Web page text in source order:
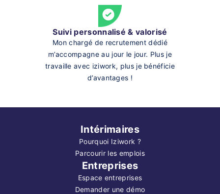
Suivi personnalisé & valorisé
Mon chargé de recrutement dédié
m’accompagne au jour le jour. Plus je
travaille avec iziwork, plus je bénéficie
d’avantages !
Intérimaires
Pourquoi Iziwork ?
Parcourir les emplois
Entreprises
Espace entreprises
Demander une démo